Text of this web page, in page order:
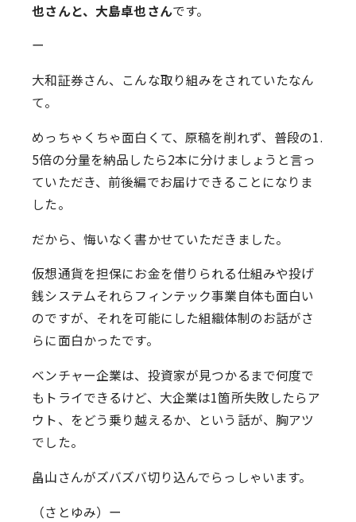
也さんと、大島卓也さんです。
ー
大和証券さん、こんな取り組みをされていたなん
て。
めっちゃくちゃ面白くて、原稿を削れず、普段の1.
5倍の分量を納品したら2本に分けましょうと言っ
ていただき、前後編でお届けできることになりま
した。
だから、悔いなく書かせていただきました。
仮想通貨を担保にお金を借りられる仕組みや投げ
銭システムそれらフィンテック事業自体も面白い
のですが、それを可能にした組織体制のお話がさ
らに面白かったです。
ベンチャー企業は、投資家が見つかるまで何度で
もトライできるけど、大企業は1箇所失敗したらア
ウト、をどう乗り越えるか、という話が、胸アツ
でした。
畠山さんがズバズバ切り込んでらっしゃいます。
（さとゆみ）ー